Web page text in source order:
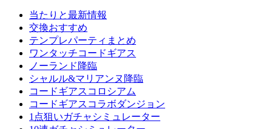
当たりと最新情報
交換おすすめ
テンプレパーティまとめ
ワンタッチコードギアス
ノーランド降臨
シャルル&マリアンヌ降臨
コードギアスコロシアム
コードギアスコラボダンジョン
1点狙いガチャシミュレーター